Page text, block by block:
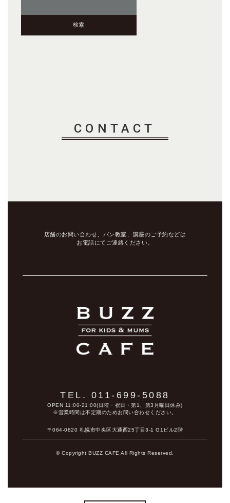
CONTACT
店舗のお問い合わせ、パン教室、講座のご予約などは
お電話にてご連絡ください。
TEL. 011-699-5088
OPEN 11:00-21:00(日曜・祝日・第1、第3月曜日休み)
※営業時間は不定期のためお問い合わせください。
〒064-0820 札幌市中央区大通西25丁目3-1 G1ビル2階
© Copyright BUZZ CAFE All Rights Reserved.